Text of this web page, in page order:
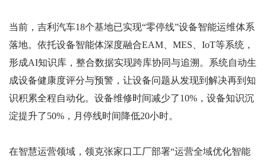
当前，吉利汽车18个基地已实现“零停线”设备智能运维体系
落地。依托设备智能体深度融合EAM、MES、IoT等系统，
形成AI知识库，整合数据实现跨库协同与追溯。系统自动生
成设备健康度评分与预警，让设备问题从发现到解决再到知
识积累全程自动化。设备维修时间减少了10%，设备知识沉
淀提升了50%，月停线时间降低20小时。
在智慧运营领域，领克张家口工厂部署“运营全域优化智能